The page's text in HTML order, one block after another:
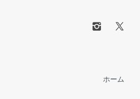
ホーム